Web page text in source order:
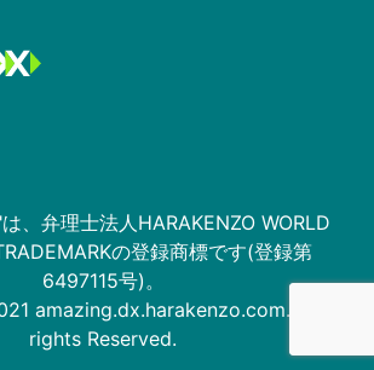
、弁理士法人HARAKENZO WORLD
の登録商標です(登録第
6497115号)。
amazing.dx.harakenzo.com. All
rights Reserved.